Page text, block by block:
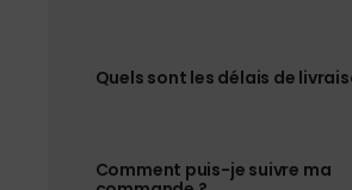
Quels sont les délais de
Comment puis-je suivre ma